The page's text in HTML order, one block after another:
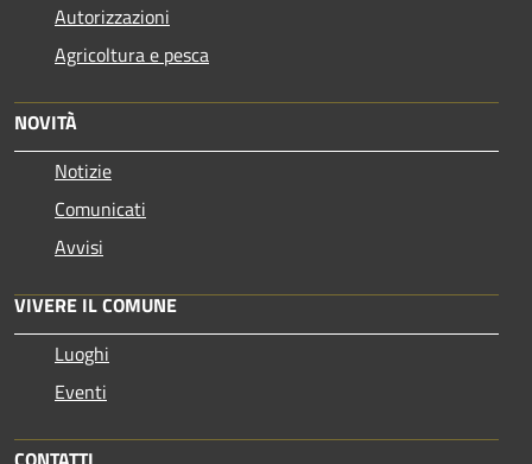
Autorizzazioni
Agricoltura e pesca
NOVITÀ
Notizie
Comunicati
Avvisi
VIVERE IL COMUNE
Luoghi
Eventi